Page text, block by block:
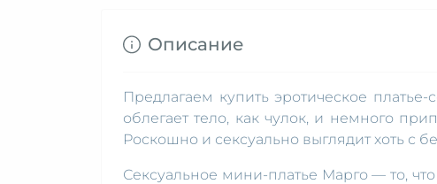
Описание
Предлагаем купить эротическое
облегает тело, как чулок, и немного
Роскошно и сексуально выглядит хоть с
Сексуальное мини-платье Марго — то,